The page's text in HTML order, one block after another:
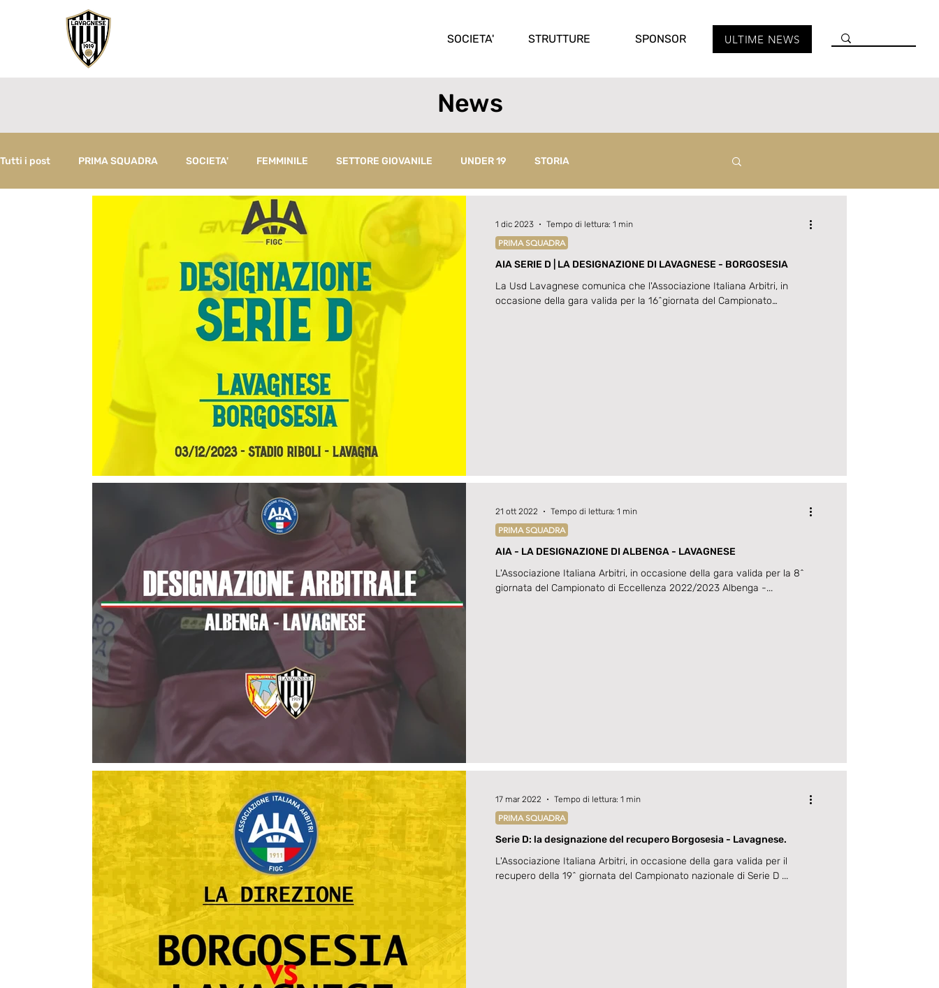
SOCIETA' STRUTTURE SPONSOR ULTIME NEWS
News
Tutti i post PRIMA SQUADRA SOCIETA' FEMMINILE SETTORE GIOVANILE UNDER 19 STORIA
AIA SERIE D | LA DESIGNAZIONE DI LAVAGNESE - BORGOSESIA
La Usd Lavagnese comunica che l'Associazione Italiana Arbitri, in
occasione della gara valida per la 16^giornata del Campionato
PRIMA SQUADRA
1 dic 2023 Tempo di lettura: 1 min
AIA - LA DESIGNAZIONE DI ALBENGA - LAVAGNESE
L'Associazione Italiana Arbitri, in occasione della gara valida per la 8^
giornata del Campionato di Eccellenza 2022/2023 Albenga -...
PRIMA SQUADRA
21 ott 2022 Tempo di lettura: 1 min
Serie D: la designazione del recupero Borgosesia - Lavagnese.
L'Associazione Italiana Arbitri, in occasione della gara valida per il
recupero della 19^ giornata del Campionato nazionale di Serie D ...
PRIMA SQUADRA
17 mar 2022 Tempo di lettura: 1 min